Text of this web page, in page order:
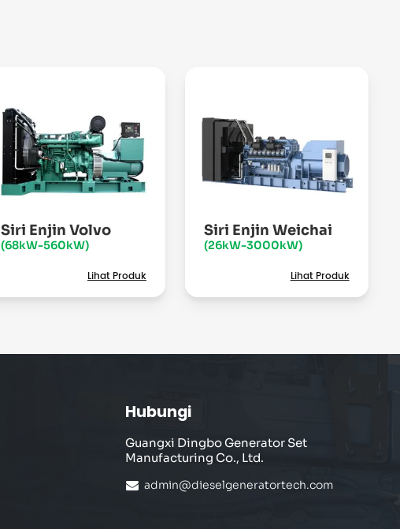
Siri Enjin Volvo
(68kW-560kW)
Lihat Produk
Siri Enjin Weichai
(26kW-3000kW)
Lihat Produk
Hubungi
Guangxi Dingbo Generator Set
Manufacturing Co., Ltd.
admin@dieselgeneratortech.com